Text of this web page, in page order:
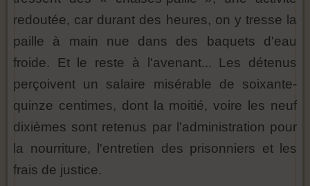
redoutée, car durant des heures, on y tresse la
paille à main nue dans des baquets d'eau
froide. Et le reste à l'avenant... Les détenus
perçoivent un salaire misérable de soixante-
quinze centimes, dont la moitié, voire les neuf
dixièmes sont retenus par l'administration pour
la nourriture, l'entretien des prisonniers et les
frais de justice.